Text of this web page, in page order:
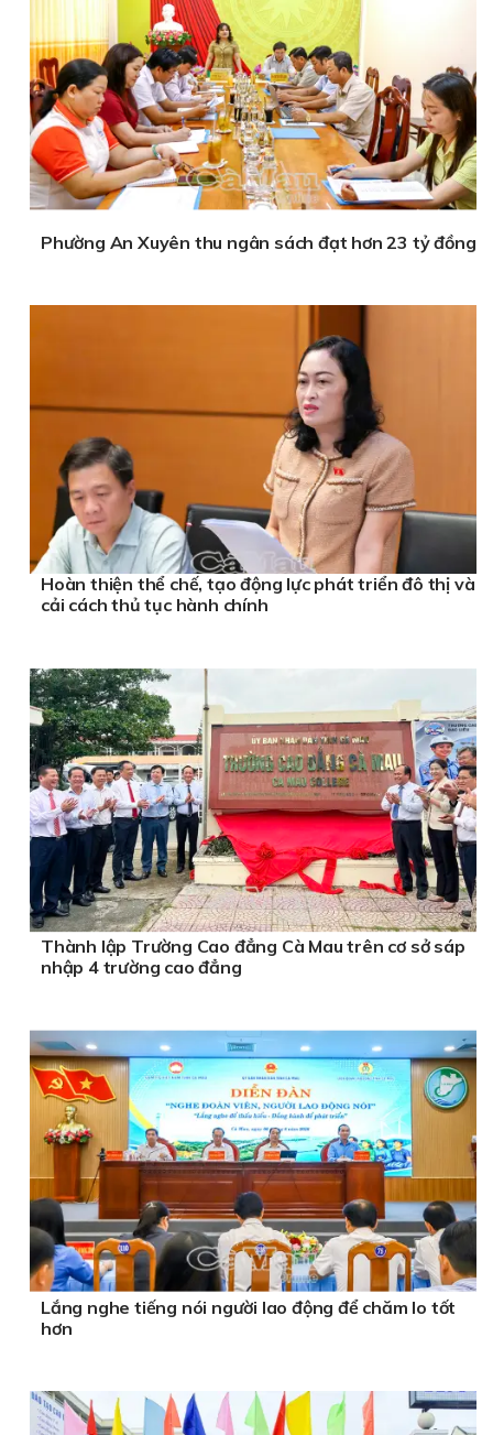
Phường An Xuyên thu ngân sách đạt hơn 23 tỷ đồng
Hoàn thiện thể chế, tạo động lực phát triển đô thị và
cải cách thủ tục hành chính
Thành lập Trường Cao đẳng Cà Mau trên cơ sở sáp
nhập 4 trường cao đẳng
Lắng nghe tiếng nói người lao động để chăm lo tốt
hơn